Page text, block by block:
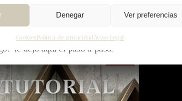
Denegar Ver preferencias
CookiesPolítica de privacidad Aviso Legal
principio. Es una locura lo adictiva que puede
podido resistir y he diseñado todo un jersey con
terminado.
Te dejo aquí el paso a paso.